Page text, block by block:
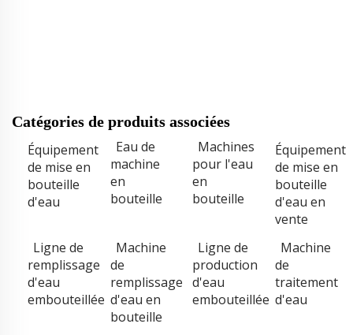
Catégories de produits associées
Équipement
de mise en
bouteille
d'eau
Eau de
machine
en
bouteille
Machines
pour l'eau
en
bouteille
Équipement
de mise en
bouteille
d'eau en
vente
Ligne de
remplissage
d'eau
embouteillée
Machine
de
remplissage
d'eau en
bouteille
Ligne de
production
d'eau
embouteillée
Machine
de
traitement
d'eau